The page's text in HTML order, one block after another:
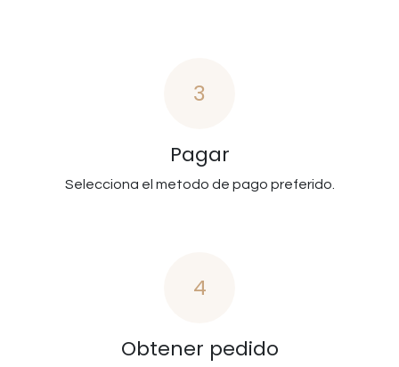
3
Pagar
Selecciona el metodo de pago preferido.
4
Obtener pedido